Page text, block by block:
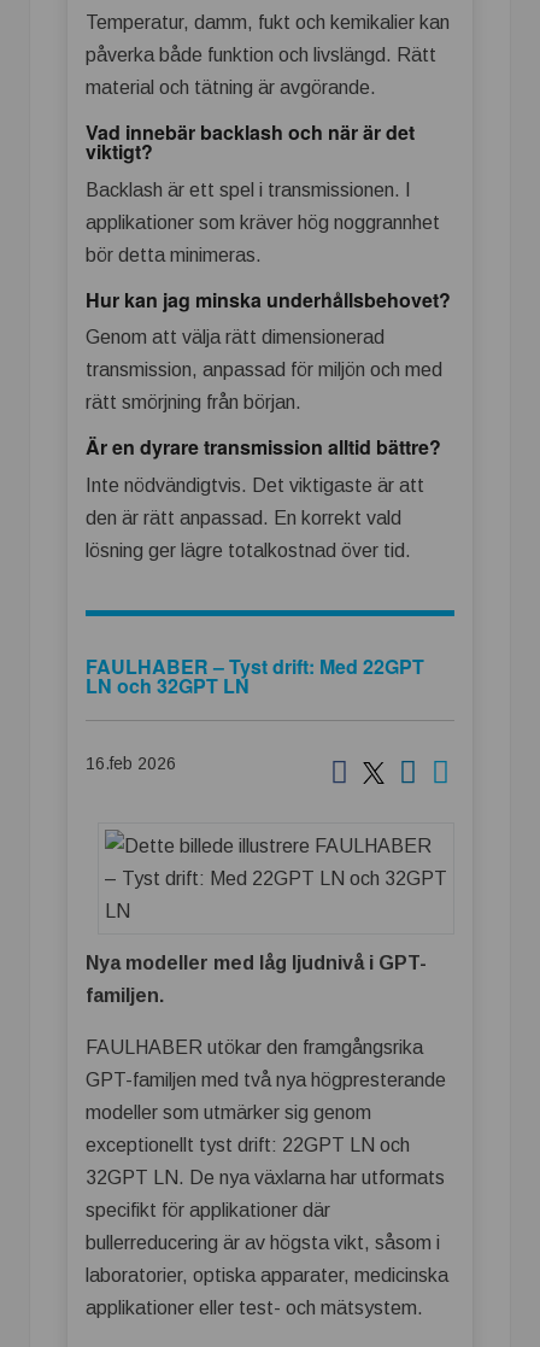
Temperatur, damm, fukt och kemikalier kan
påverka både funktion och livslängd. Rätt
material och tätning är avgörande.
Vad innebär backlash och när är det
viktigt?
Backlash är ett spel i transmissionen. I
applikationer som kräver hög noggrannhet
bör detta minimeras.
Hur kan jag minska underhållsbehovet?
Genom att välja rätt dimensionerad
transmission, anpassad för miljön och med
rätt smörjning från början.
Är en dyrare transmission alltid bättre?
Inte nödvändigtvis. Det viktigaste är att
den är rätt anpassad. En korrekt vald
lösning ger lägre totalkostnad över tid.
FAULHABER – Tyst drift: Med 22GPT
LN och 32GPT LN
16.feb 2026
Nya modeller med låg ljudnivå i GPT-
familjen.
FAULHABER utökar den framgångsrika
GPT-familjen med två nya högpresterande
modeller som utmärker sig genom
exceptionellt tyst drift: 22GPT LN och
32GPT LN. De nya växlarna har utformats
specifikt för applikationer där
bullerreducering är av högsta vikt, såsom i
laboratorier, optiska apparater, medicinska
applikationer eller test- och mätsystem.